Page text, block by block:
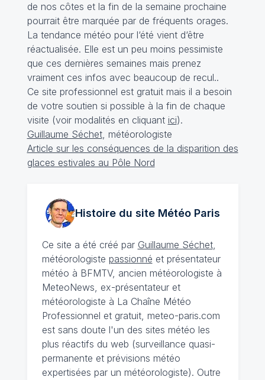
de nos côtes et la fin de la semaine prochaine
pourrait être marquée par de fréquents orages.
La tendance météo pour l‘été vient d‘être
réactualisée. Elle est un peu moins pessimiste
que ces dernières semaines mais prenez
vraiment ces infos avec beaucoup de recul..
Ce site professionnel est gratuit mais il a besoin
de votre soutien si possible à la fin de chaque
visite (voir modalités en cliquant ici).
Guillaume Séchet, météorologiste
Article sur les conséquences de la disparition des
glaces estivales au Pôle Nord
Histoire du site MétéoParis
Ce site a été créé par Guillaume Séchet,
météorologiste passionné et présentateur
météo à BFMTV, ancien météorologiste à
MeteoNews, ex-présentateur et
météorologiste à La Chaîne Météo
Professionnel et gratuit, meteo-paris.com
est sans doute l'un des sites météo les
plus réactifs du web (surveillance quasi-
permanente et prévisions météo
expertisées par un météorologiste). Outre